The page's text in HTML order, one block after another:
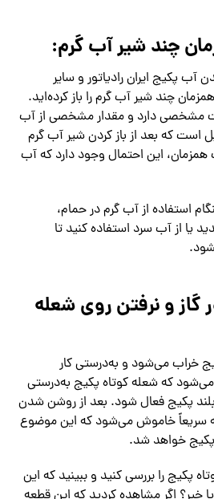
آب پکیج ایران رادیاتور و سایر
چند شیر آب گرم را باز کرده‌اید.
مشخصی دارد و مقدار مشخصی از آب
است که بعد از باز کردن شیر آب گرم
این احتمال وجود دارد که آب
استفاده از آب گرم در حمام،
یا از آب سرد استفاده کنید تا
گاز و نرفتن روی شعله
خراب می‌شود و به‌درستی کار
که شعله کوتاه پکیج به‌درستی
پکیج فعال شود. بعد از روشن شدن
سریعاً خاموش می‌شود که این موضوع
خواهد شد.
پکیج را بررسی کنید و ببینید که این